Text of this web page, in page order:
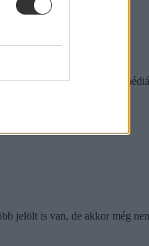
a sajtóban és a közösségi
jelölt is van, de akkor még